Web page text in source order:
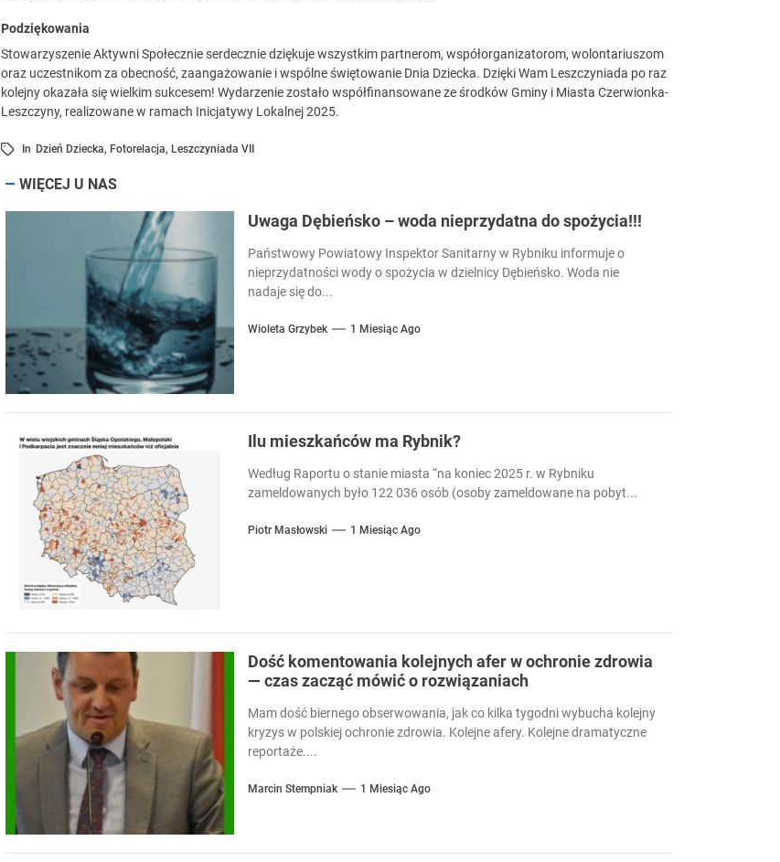
Podziękowania
Stowarzyszenie Aktywni Społecznie serdecznie dziękuje wszystkim partnerom, współorganizatorom, wolontariuszom
oraz uczestnikom za obecność, zaangażowanie i wspólne świętowanie Dnia Dziecka. Dzięki Wam Leszczyniada po raz
kolejny okazała się wielkim sukcesem! Wydarzenie zostało współfinansowane ze środków Gminy i Miasta Czerwionka-
Leszczyny, realizowane w ramach Inicjatywy Lokalnej 2025.
In Dzień Dziecka, Fotorelacja, Leszczyniada VII
WIĘCEJ U NAS
Uwaga Dębieńsko – woda nieprzydatna do spożycia!!!
Państwowy Powiatowy Inspektor Sanitarny w Rybniku informuje o
nieprzydatności wody o spożycia w dzielnicy Dębieńsko. Woda nie
nadaje się do...
Wioleta Grzybek 1 Miesiąc Ago
Ilu mieszkańców ma Rybnik?
Według Raportu o stanie miasta “na koniec 2025 r. w Rybniku
zameldowanych było 122 036 osób (osoby zameldowane na pobyt...
Piotr Masłowski 1 Miesiąc Ago
Dość komentowania kolejnych afer w ochronie zdrowia
— czas zacząć mówić o rozwiązaniach
Mam dość biernego obserwowania, jak co kilka tygodni wybucha kolejny
kryzys w polskiej ochronie zdrowia. Kolejne afery. Kolejne dramatyczne
reportaże....
Marcin Stempniak 1 Miesiąc Ago